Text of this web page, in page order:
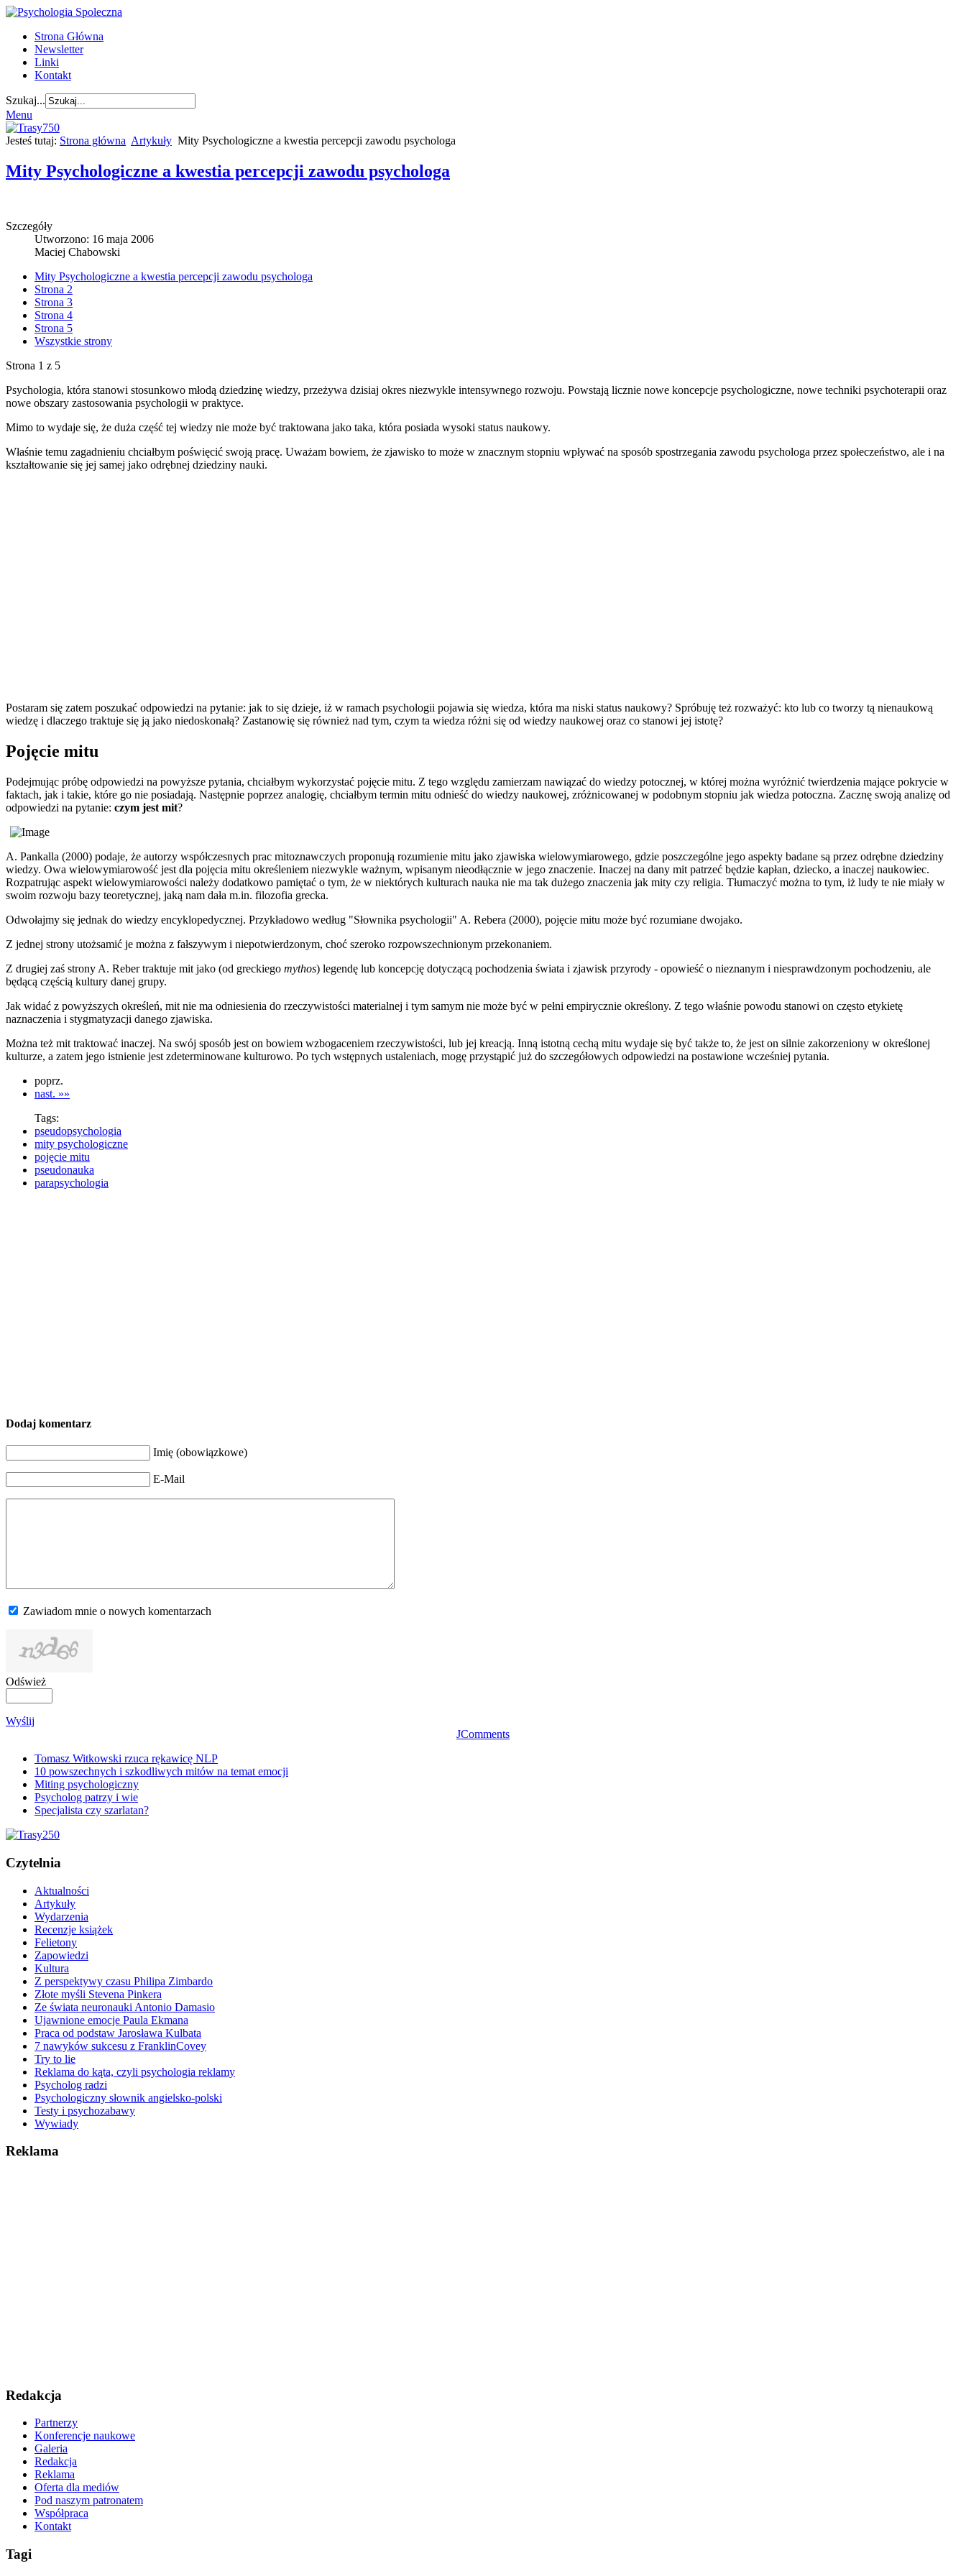
Strona Główna
Newsletter
Linki
Kontakt
Szukaj...
Menu
Jesteś tutaj: Strona główna Artykuły Mity Psychologiczne a kwestia percepcji zawodu psychologa
Mity Psychologiczne a kwestia percepcji zawodu psychologa
Szczegóły
Utworzono: 16 maja 2006
Maciej Chabowski
Mity Psychologiczne a kwestia percepcji zawodu psychologa
Strona 2
Strona 3
Strona 4
Strona 5
Wszystkie strony
Strona 1 z 5
Psychologia, która stanowi stosunkowo młodą dziedzinę wiedzy, przeżywa dzisiaj okres niezwykle intensywnego rozwoju. Powstają licznie nowe koncepcje psychologiczne, nowe techniki psychoterapii oraz
nowe obszary zastosowania psychologii w praktyce.
Mimo to wydaje się, że duża część tej wiedzy nie może być traktowana jako taka, która posiada wysoki status naukowy.
Właśnie temu zagadnieniu chciałbym poświęcić swoją pracę. Uważam bowiem, że zjawisko to może w znacznym stopniu wpływać na sposób spostrzegania zawodu psychologa przez społeczeństwo, ale i na
kształtowanie się jej samej jako odrębnej dziedziny nauki.
Postaram się zatem poszukać odpowiedzi na pytanie: jak to się dzieje, iż w ramach psychologii pojawia się wiedza, która ma niski status naukowy? Spróbuję też rozważyć: kto lub co tworzy tą nienaukową
wiedzę i dlaczego traktuje się ją jako niedoskonałą? Zastanowię się również nad tym, czym ta wiedza różni się od wiedzy naukowej oraz co stanowi jej istotę?
Pojęcie mitu
Podejmując próbę odpowiedzi na powyższe pytania, chciałbym wykorzystać pojęcie mitu. Z tego względu zamierzam nawiązać do wiedzy potocznej, w której można wyróżnić twierdzenia mające pokrycie w
faktach, jak i takie, które go nie posiadają. Następnie poprzez analogię, chciałbym termin mitu odnieść do wiedzy naukowej, zróżnicowanej w podobnym stopniu jak wiedza potoczna. Zacznę swoją analizę od
odpowiedzi na pytanie: czym jest mit?
A. Pankalla (2000) podaje, że autorzy współczesnych prac mitoznawczych proponują rozumienie mitu jako zjawiska wielowymiarowego, gdzie poszczególne jego aspekty badane są przez odrębne dziedziny
wiedzy. Owa wielowymiarowość jest dla pojęcia mitu określeniem niezwykle ważnym, wpisanym nieodłącznie w jego znaczenie. Inaczej na dany mit patrzeć będzie kapłan, dziecko, a inaczej naukowiec.
Rozpatrując aspekt wielowymiarowości należy dodatkowo pamiętać o tym, że w niektórych kulturach nauka nie ma tak dużego znaczenia jak mity czy religia. Tłumaczyć można to tym, iż ludy te nie miały w
swoim rozwoju bazy teoretycznej, jaką nam dała m.in. filozofia grecka.
Odwołajmy się jednak do wiedzy encyklopedycznej. Przykładowo według "Słownika psychologii" A. Rebera (2000), pojęcie mitu może być rozumiane dwojako.
Z jednej strony utożsamić je można z fałszywym i niepotwierdzonym, choć szeroko rozpowszechnionym przekonaniem.
Z drugiej zaś strony A. Reber traktuje mit jako (od greckiego mythos) legendę lub koncepcję dotyczącą pochodzenia świata i zjawisk przyrody - opowieść o nieznanym i niesprawdzonym pochodzeniu, ale
będącą częścią kultury danej grupy.
Jak widać z powyższych określeń, mit nie ma odniesienia do rzeczywistości materialnej i tym samym nie może być w pełni empirycznie określony. Z tego właśnie powodu stanowi on często etykietę
naznaczenia i stygmatyzacji danego zjawiska.
Można też mit traktować inaczej. Na swój sposób jest on bowiem wzbogaceniem rzeczywistości, lub jej kreacją. Inną istotną cechą mitu wydaje się być także to, że jest on silnie zakorzeniony w określonej
kulturze, a zatem jego istnienie jest zdeterminowane kulturowo. Po tych wstępnych ustaleniach, mogę przystąpić już do szczegółowych odpowiedzi na postawione wcześniej pytania.
poprz.
nast. »»
Tags:
pseudopsychologia
mity psychologiczne
pojęcie mitu
pseudonauka
parapsychologia
Dodaj komentarz
Imię (obowiązkowe)
E-Mail
Zawiadom mnie o nowych komentarzach
Odśwież
Wyślij
JComments
Tomasz Witkowski rzuca rękawicę NLP
10 powszechnych i szkodliwych mitów na temat emocji
Miting psychologiczny
Psycholog patrzy i wie
Specjalista czy szarlatan?
Czytelnia
Aktualności
Artykuły
Wydarzenia
Recenzje książek
Felietony
Zapowiedzi
Kultura
Z perspektywy czasu Philipa Zimbardo
Złote myśli Stevena Pinkera
Ze świata neuronauki Antonio Damasio
Ujawnione emocje Paula Ekmana
Praca od podstaw Jarosława Kulbata
7 nawyków sukcesu z FranklinCovey
Try to lie
Reklama do kąta, czyli psychologia reklamy
Psycholog radzi
Psychologiczny słownik angielsko-polski
Testy i psychozabawy
Wywiady
Reklama
Redakcja
Partnerzy
Konferencje naukowe
Galeria
Redakcja
Reklama
Oferta dla mediów
Pod naszym patronatem
Współpraca
Kontakt
Tagi